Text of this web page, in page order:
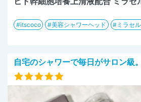
itscoco 美容シャワーヘッド
ミラセ
自宅のシャワーで毎日がサロン級。